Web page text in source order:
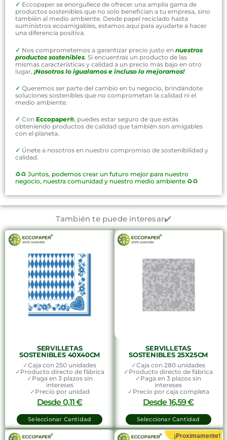
✓ Eccopaper se enorgullece de ofrecer una amplia gama de
productos sostenibles que no solo benefician a tu empresa, sino
también al medio ambiente. Desde papel reciclado hasta
suministros ecoamigables, estamos aquí para ayudarte a hacer
una diferencia positiva.
✓ Nos comprometemos a garantizar precio justo en nuestros
productos sostenibles. Si encuentras un producto de las
mismas características y calidad a un precio más bajo en otro
lugar, ¡Nosotros lo igualamos e incluso lo mejoramos!
✓ Queremos ser parte del cambio en tu negocio, brindándote
soluciones sostenibles que no comprometan la calidad ni el
medio ambiente.
✓ Con Eccopaper®, puedes estar seguro de que estás
obteniendo productos de calidad que también son amigables
con el planeta.
✓ Únete a nosotros en nuestro compromiso de sostenibilidad y
calidad.
♻️♻️ Juntos, podemos crear un futuro mejor para nuestro
negocio, nuestra comunidad y nuestro medio ambiente ♻️♻️
También te puede interesar✔️
SERVILLETAS
SOSTENIBLES 40X40CM
✓Caja con 250 unidades
✓Producto directo de fábrica
✓Paga en 3 plazos sin
intereses
✓Precio por unidad
Desde0,11€
Seleccionar Cantidad
SERVILLETAS
SOSTENIBLES 25X25CM
✓Caja con 280 unidades
✓Producto directo de fábrica
✓Paga en 3 plazos sin
intereses
✓Precio por caja completa
Desde16,59€
Seleccionar Cantidad
¡Proximamente!